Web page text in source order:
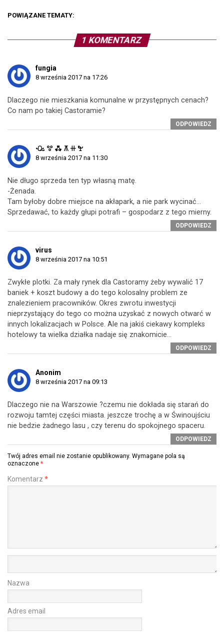
POWIĄZANE TEMATY:
1 KOMENTARZ
fungia
8 września 2017 na 17:26
Dlaczego nie mieszkania komunalne w przystępnych cenach?
Co nam po takiej Castoramie?
ODPOWIEDZ
ꘐ ꖜ ꗈ ꕧ ꔠ ꖟ
8 września 2017 na 11:30
Nie długo sprzeda ten typ własną matę.
-Żenada.
Tam byłoby dobre miejsce na akłapark, a nie park wycinać…
Sprzedawać, to każdy głupi potrafi – gospodarz z tego mierny.
ODPOWIEDZ
virus
8 września 2017 na 10:51
Zwykłe plotki. Za mały rynek dla Castoramy żeby wywalić 17
baniek + koszt budowy a do tego kolosalny problem ze
znalezieniem pracowników. Okres zwrotu inwestycji
nieprzystający do tego co można uzyskać z nowych otwarć w
innych lokalizacjach w Polsce. Ale na jakiś ciekawy kompleks
hotelowy ta wielka działka nadaje się znakomicie…
ODPOWIEDZ
Anonim
8 września 2017 na 09:13
Dlaczego nie na Warszowie ?czemu nie dokłada się starań do
rozwoju tamtej części miasta. jeszcze trochę a w Świnoujściu
nie bedzie żadnego lasu , czy terenu do spokojnego spaceru.
ODPOWIEDZ
Twój adres email nie zostanie opublikowany. Wymagane pola są
oznaczone *
Komentarz *
Nazwa
Adres email